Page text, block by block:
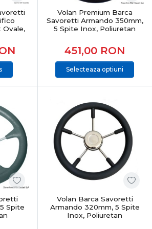
sudată și testată la torsiune
riscul de cedare structurală în
rețin căldura solară la fel de mult
oferind confort termic palmelor
caniculare de vară.
general al întregii console de
și un design adaptat stilului tău
online
volane ambarcațiuni de
asortează-ți postul de pilotaj cu restul
bucură-te de precizie, siguranță și
din stoc!
Ovale,
Volan Premium Barca
Savoretti Armando 350mm,
5 Spite Inox, Poliuretan
451,00 RON
Selecteaza optiuni
Spite
Volan Barca Savoretti
Armando 320mm, 5 Spite
Inox, Poliuretan